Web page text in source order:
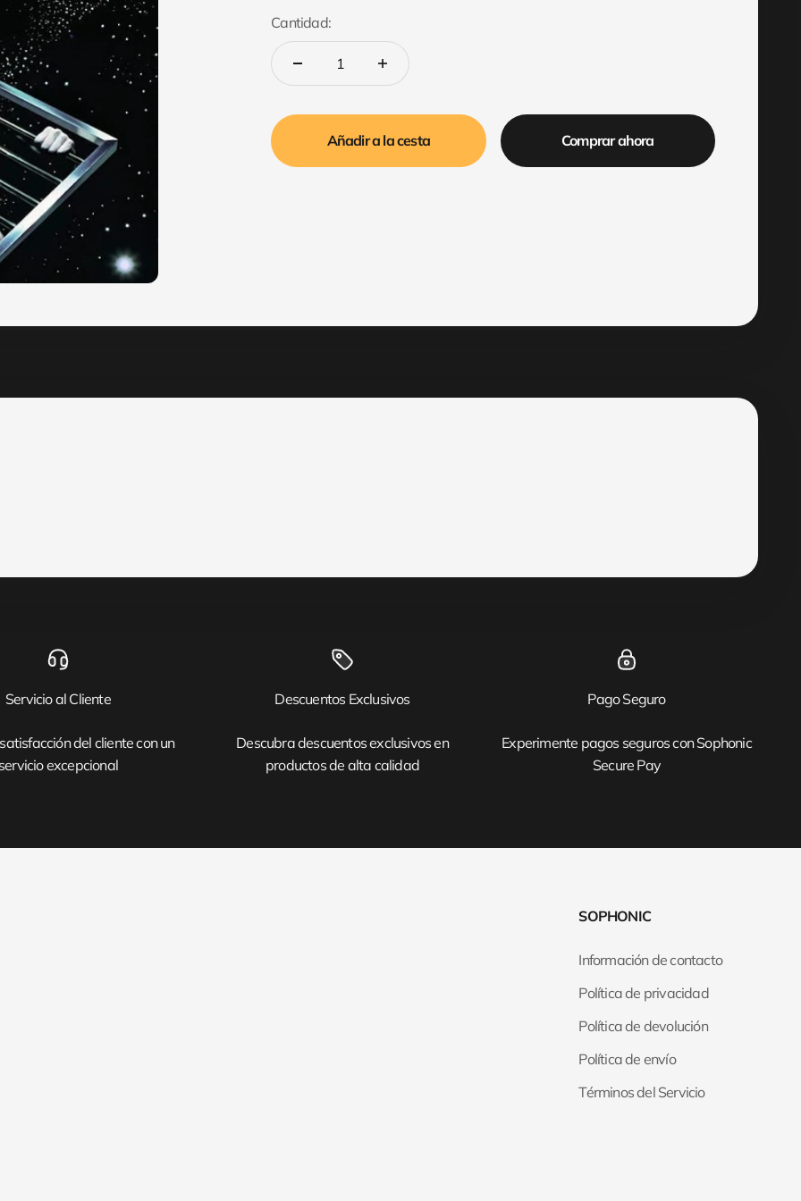
Cantidad:
Añadir a la cesta Comprar ahora
Servicio al Cliente
del cliente con un
excepcional
Descuentos Exclusivos
Descubra descuentos exclusivos en
productos de alta calidad
Pago Seguro
Experimente pagos seguros con Sophonic
Secure Pay
SOPHONIC
Información de contacto
Política de privacidad
Política de devolución
Política de envío
Términos del Servicio